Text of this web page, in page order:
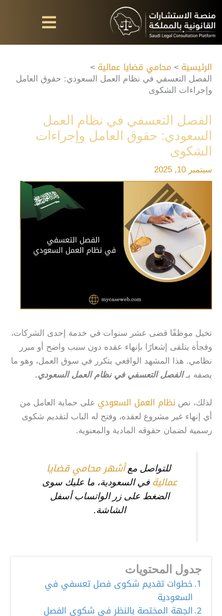
إلى
المحتوى
الرئيسية محامي قضايا عمالية
الفصل التعسفي في نظام العمل السعودي: حقوق العامل
وإجراءات الشكوى
الفصل التعسفي في نظام العمل
السعودي: حقوق العامل وإجراءات
الشكوى
سبتمبر 10, 2025
تخيل موظفًا قضى عشر سنوات في خدمة إحدى الشركات،
وفجأة يتلقى إشعارًا بإنهاء عقده دون سبب واضح أو مبرر
نظامي. هذا المشهد الواقعي يتكرر في سوق العمل، وهو ما
يصفه بـالفصل التعسفي في نظام العمل السعودي.
لذلك، نص نظام العمل السعودي على حماية العامل من
أي إنهاء غير مشروع لعقده، وفتح له الباب لتقديم شكوى
رسمية لضمان حقوقه المادية والمعنوية.
للتواصل معأشهر محامي قضايا
عمالية في السعودية، ما عليك سوى
الضغط على زر الواتساب أسفل
الشاشة.
جدول المحتويات
خطوات تقديم شكوى فصل تعسفي في
السعودية
الجهة المختصة بالنظر في شكوى الفصل